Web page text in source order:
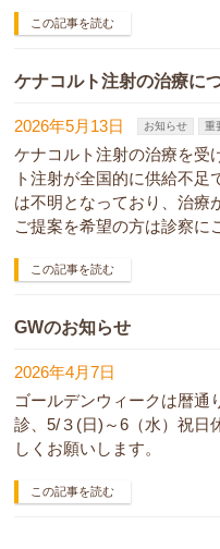
この記事を読む
ケナコルト注射の治療に
2026年5月13日 お知らせ 重
ケナコルト注射の治療を受
ト注射が全国的に供給不
は不明となっており、治療
ご提案を希望の方は診察に
この記事を読む
GWのお知らせ
2026年4月7日
ゴールデンウィークは暦通
診、5/３(日)～6（水）祝日
しくお願いします。
この記事を読む